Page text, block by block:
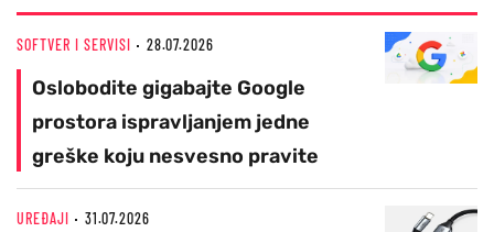
SOFTVER I SERVISI 28.07.2026
Oslobodite gigabajte Google
prostora ispravljanjem jedne
greške koju nesvesno pravite
UREĐAJI 31.07.2026